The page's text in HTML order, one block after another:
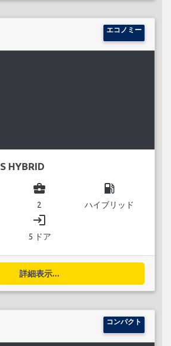
エコノミー
HYBRID
business_center
2
local_gas_station
ハイブリッド
login
5 ドア
詳細表示...
コンパクト